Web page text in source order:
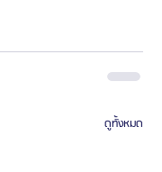
ดูทั้งหมด